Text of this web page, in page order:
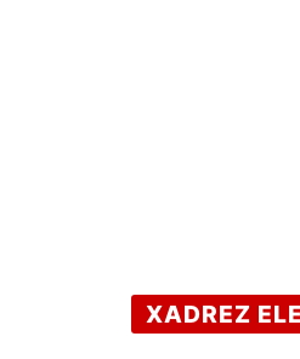
XADREZ